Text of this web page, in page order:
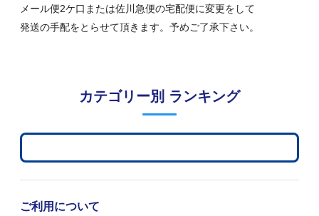
メール便2ケ口または佐川急便の宅配便に変更をして
発送の手配をとらせて頂きます。予めご了承下さい。
カテゴリー別 ランキング
ご利用について